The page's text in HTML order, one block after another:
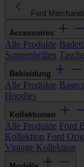
Ford
Accessoires
Alle Produkte
Sonnenbrillen
Bekleidung
Alle Produkte
Hoodies
Kollektionen
Alle Produkte Ford
Kollektion Ford
Vintage Kollektion